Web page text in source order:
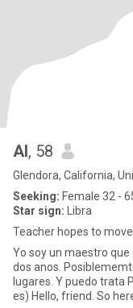
Al, 58
Glendora, California,
Seeking: Female 32 -
Star sign: Libra
Teacher hopes to
Yo soy un maestro
dos anos.
lugares. Y puedo trata
es) Hello, friend. So